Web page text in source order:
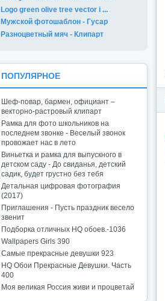
Logo green olive tree vector i ...
Мужской фотошаблон - Гусар
Разноцветный мяч - Клипарт
ПОПУЛЯРНОЕ
Шеф-повар, бармен, официант –
векторно-растровый клипарт
Рамка для фото школьников на
последнем звонке - Веселый звонок
провожает нас в лето
Виньетка и рамка для выпускного в
детском саду - До свиданья, детский
садик, будет грустно без тебя
Детальная цифровая фотография
(2017)
Приглашения - Пусть праздник весело
звенит
Подборка отличных HQ обоев.-1036
Wallpapers Girls 390
Самые прекрасные девушки 923
HQ Обои Прекрасные Девушки. Часть
400
Моя великая Россия живи и процветай